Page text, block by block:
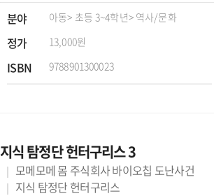
분야 아동> 초등 3~4학년> 역사/문화
정가 13,000원
ISBN 9788901300023
지식 탐정단 헌터구리스 3
모메모메 몸 주식회사 바이오칩 도난사건
지식 탐정단 헌터구리스